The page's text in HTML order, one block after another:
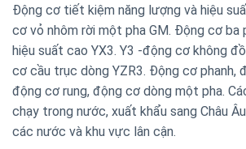
Động cơ tiết kiệm năng lượng và hiệu
cơ vỏ nhôm rời một pha GM. Động cơ ba
hiệu suất cao YX3. Y3 -động cơ không
cơ cầu trục dòng YZR3. Động cơ phanh,
động cơ rung, động cơ dòng một pha.
chạy trong nước, xuất khẩu sang Châu
các nước và khu vực lân cận.